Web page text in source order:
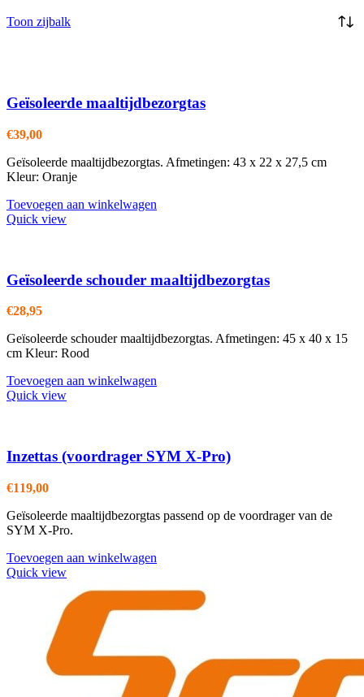
Toon zijbalk
Geïsoleerde maaltijdbezorgtas
€39,00
Geïsoleerde maaltijdbezorgtas. Afmetingen: 43 x 22 x 27,5 cm
Kleur: Oranje
Toevoegen aan winkelwagen
Quick view
Geïsoleerde schouder maaltijdbezorgtas
€28,95
Geïsoleerde schouder maaltijdbezorgtas. Afmetingen: 45 x 40 x 15
cm Kleur: Rood
Toevoegen aan winkelwagen
Quick view
Inzettas (voordrager SYM X-Pro)
€119,00
Geïsoleerde maaltijdbezorgtas passend op de voordrager van de
SYM X-Pro.
Toevoegen aan winkelwagen
Quick view